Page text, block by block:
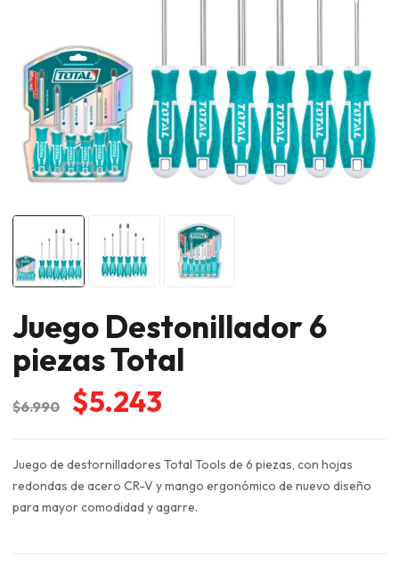
Juego Destonillador 6
piezas Total
$6.990
El
original
era:
$6.990.
$5.243
actual
es:
$5.243.
Juego de destornilladores Total Tools de 6 piezas, con hojas
redondas de acero CR-V y mango ergonómico de nuevo diseño
para mayor comodidad y agarre.